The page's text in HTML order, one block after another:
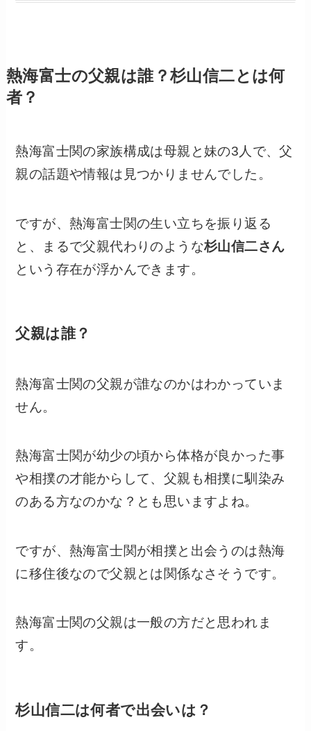
熱海富士の父親は誰？杉山信二とは何
者？
熱海富士関の家族構成は母親と妹の3人で、父
親の話題や情報は見つかりませんでした。
ですが、熱海富士関の生い立ちを振り返る
と、まるで父親代わりのような杉山信二さん
という存在が浮かんできます。
父親は誰？
熱海富士関の父親が誰なのかはわかっていま
せん。
熱海富士関が幼少の頃から体格が良かった事
や相撲の才能からして、父親も相撲に馴染み
のある方なのかな？とも思いますよね。
ですが、熱海富士関が相撲と出会うのは熱海
に移住後なので父親とは関係なさそうです。
熱海富士関の父親は一般の方だと思われま
す。
杉山信二は何者で出会いは？